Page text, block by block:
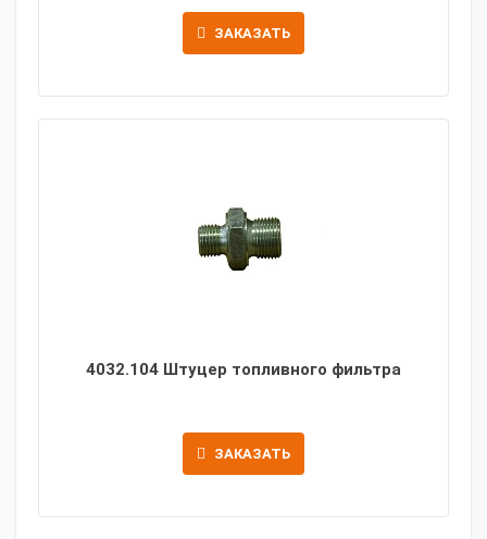
ЗАКАЗАТЬ
4032.104 Штуцер топливного фильтра
ЗАКАЗАТЬ